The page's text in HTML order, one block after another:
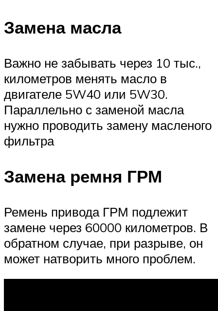
Замена масла
Важно не забывать через 10 тыс.,
километров менять масло в
двигателе 5W40 или 5W30.
Параллельно с заменой масла
нужно проводить замену масленого
фильтра
Замена ремня ГРМ
Ремень привода ГРМ подлежит
замене через 60000 километров. В
обратном случае, при разрыве, он
может натворить много проблем.